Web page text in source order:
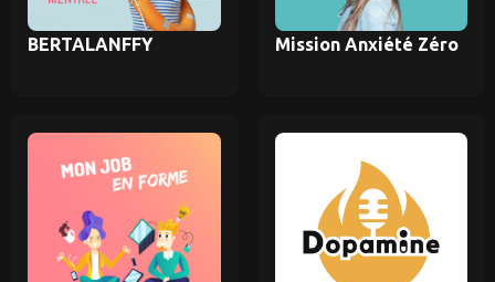
BERTALANFFY Mission Anxiété Zéro